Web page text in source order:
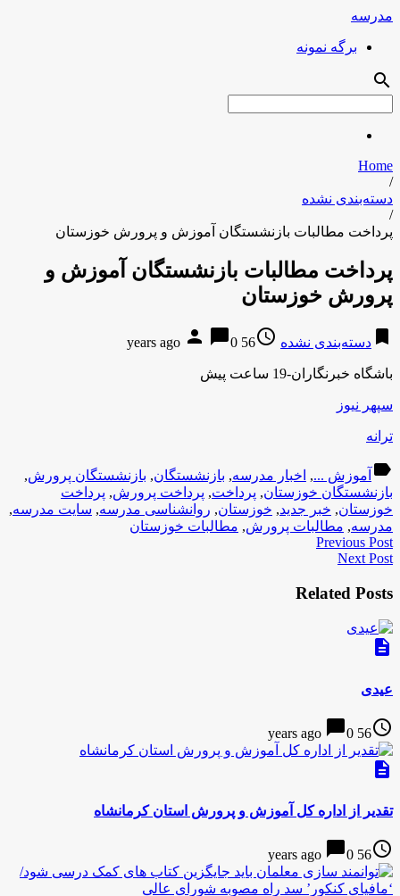
مدرسه
برگه نمونه
search
Home
/
دسته‌بندی نشده
/
پرداخت مطالبات بازنشستگان آموزش و پرورش خوزستان
پرداخت مطالبات بازنشستگان آموزش و
پرورش خوزستان
bookmark دسته‌بندی نشده access_time
56 years ago
person chat_bubble0
باشگاه خبرنگاران-19 ساعت پیش
سپهر نیوز
ترانه
label آموزش ..., اخبار مدرسه, بازنشستگان, بازنشستگان پرورش,
بازنشستگان خوزستان, پرداخت, پرداخت پرورش, پرداخت
خوزستان, خبر جدید, خوزستان, روانشناسی مدرسه, سایت مدرسه,
مدرسه, مطالبات پرورش, مطالبات خوزستان
Previous Post
Next Post
Related Posts
description
عیدی
access_time
56 years ago
chat_bubble0
description
تقدیر از اداره کل آموزش و پرورش استان کرمانشاه
access_time
56 years ago
chat_bubble0